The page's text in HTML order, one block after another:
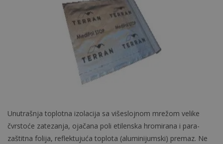
Unutrašnja toplotna izolacija sa višeslojnom mrežom velike
čvrstoće zatezanja, ojačana poli etilenska hromirana i para-
zaštitna folija, reflektujuća toplota (aluminijumski) premaz. Ne